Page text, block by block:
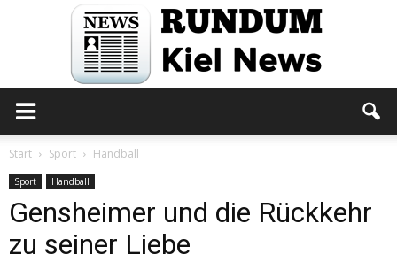
Kiel
Start Sport Handball
Sport Handball
Gensheimer und die Rückkehr
zu seiner Liebe